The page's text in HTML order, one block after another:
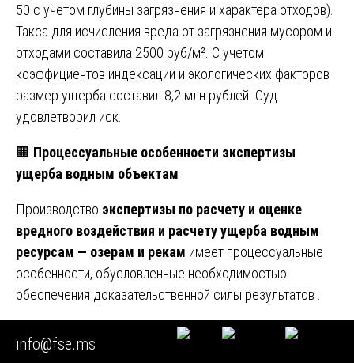
50 с учетом глубины загрязнения и характера отходов).
Такса для исчисления вреда от загрязнения мусором и
отходами составила 2500 руб/м². С учетом
коэффициентов индексации и экологических факторов
размер ущерба составил 8,2 млн рублей. Суд
удовлетворил иск.
🏢 Процессуальные особенности экспертизы
ущерба водным объектам
Производство экспертизы по расчету и оценке
вредного воздействия и расчету ущерба водным
ресурсам — озерам и рекам имеет процессуальные
особенности, обусловленные необходимостью
обеспечения доказательственной силы результатов .
Особенности назначения экспертизы:
info@fse.ms